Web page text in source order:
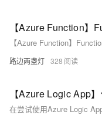
路边两盏灯 328